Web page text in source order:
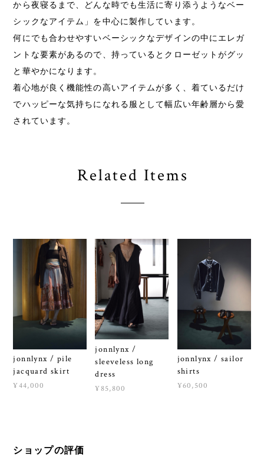
から夜寝るまで、どんな時でも生活に寄り添うようなベー
シックなアイテム」を中心に製作しています。
何にでも合わせやすいベーシックなデザインの中にエレガ
ントな要素があるので、持っているとクローゼットがグッ
と華やかになります。
着心地が良く機能性の高いアイテムが多く、着ているだけ
でハッピーな気持ちになれる服として幅広い年齢層から愛
されています。
Related Items
jonnlynx / pile
jacquard skirt
¥44,000
jonnlynx /
sleeveless long
dress
¥85,800
jonnlynx / sailor
shirts
¥60,500
ショップの評価